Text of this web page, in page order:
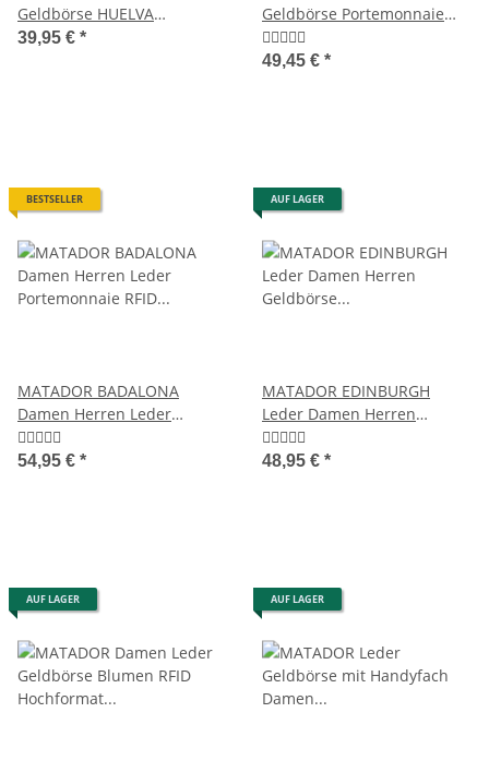
Geldbörse HUELVA
Portemonnaie RFID Schwarz
39,95 € *
Geldbörse Portemonnaie
RFID TüV
49,45 € *
BESTSELLER
MATADOR BADALONA
Damen Herren Leder
Portemonnaie RFID TüV
54,95 € *
AUF LAGER
MATADOR EDINBURGH
Leder Damen Herren
Geldbörse Portemonnaie
48,95 € *
AUF LAGER AUF LAGER